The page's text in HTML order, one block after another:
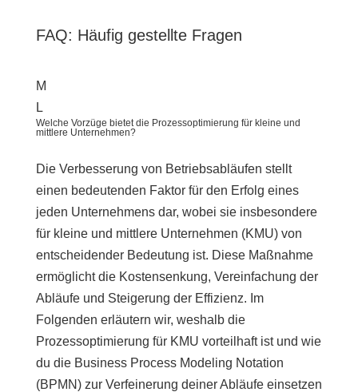
FAQ: Häufig gestellte Fragen
M
L
Welche Vorzüge bietet die Prozessoptimierung für kleine und
mittlere Unternehmen?
Die Verbesserung von Betriebsabläufen stellt
einen bedeutenden Faktor für den Erfolg eines
jeden Unternehmens dar, wobei sie insbesondere
für kleine und mittlere Unternehmen (KMU) von
entscheidender Bedeutung ist. Diese Maßnahme
ermöglicht die Kostensenkung, Vereinfachung der
Abläufe und Steigerung der Effizienz. Im
Folgenden erläutern wir, weshalb die
Prozessoptimierung für KMU vorteilhaft ist und wie
du die Business Process Modeling Notation
(BPMN) zur Verfeinerung deiner Abläufe einsetzen